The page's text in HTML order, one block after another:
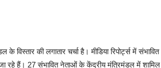
की लगातार चर्चा है। मीडिया रिपोर्ट्स में संभावित
रहे हैं। 27 संभावित नेताओं के केंद्रीय मंत्रिमंडल में शामिल